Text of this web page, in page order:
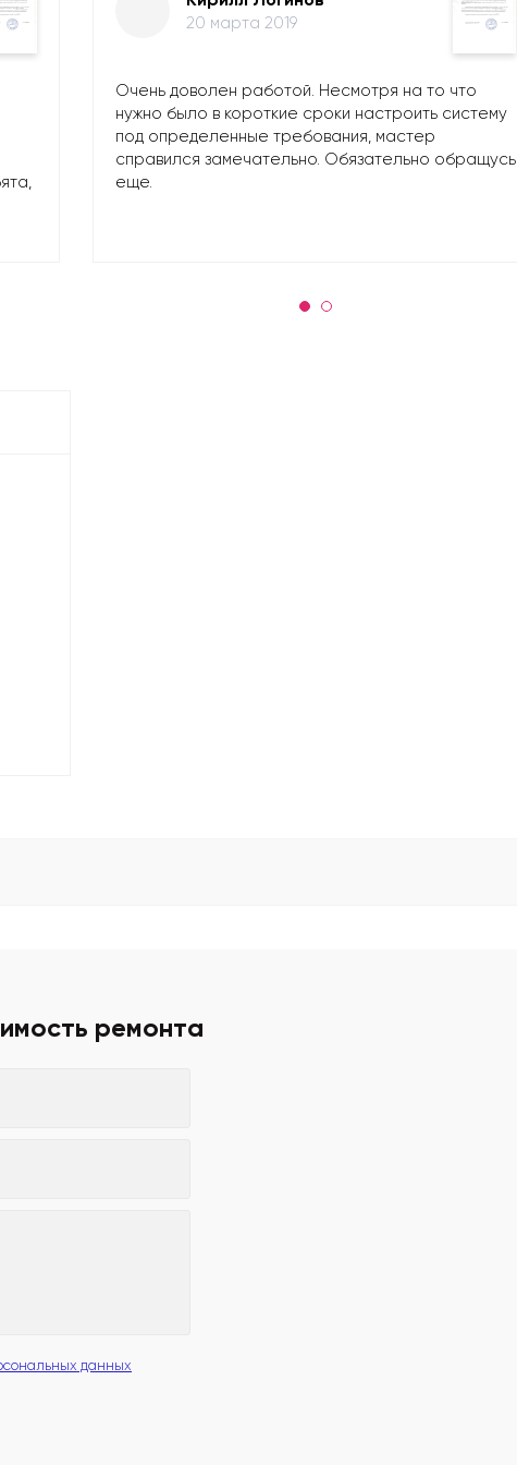
20 марта 2019
Очень доволен работой. Несмотря на то что
нужно было в короткие сроки настроить систему
под определенные требования, мастер
справился замечательно. Обязательно обращусь
еще.
ремонта
данных